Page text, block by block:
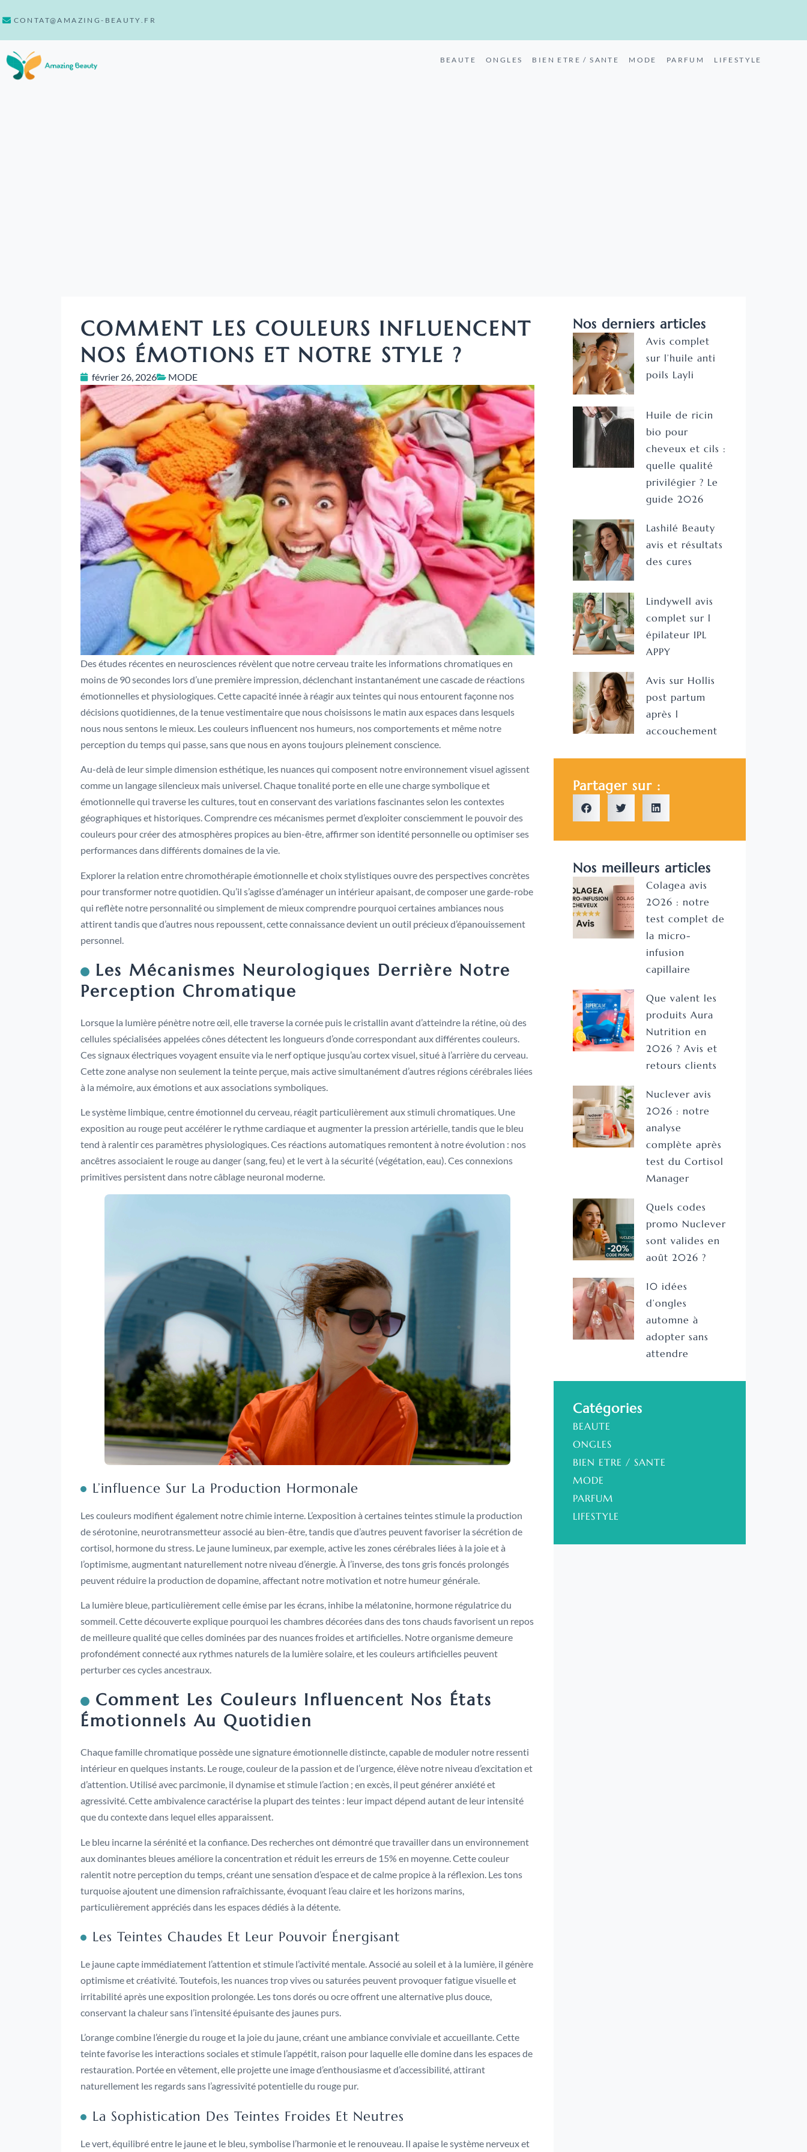
CONTAT@AMAZING-BEAUTY.FR
BEAUTE ONGLES BIEN ETRE / SANTE MODE PARFUM LIFESTYLE
COMMENT LES COULEURS INFLUENCENT
NOS ÉMOTIONS ET NOTRE STYLE ?
février 26, 2026 MODE
Des études récentes en neurosciences révèlent que notre cerveau traite les informations chromatiques en
moins de 90 secondes lors d’une première impression, déclenchant instantanément une cascade de réactions
émotionnelles et physiologiques. Cette capacité innée à réagir aux teintes qui nous entourent façonne nos
décisions quotidiennes, de la tenue vestimentaire que nous choisissons le matin aux espaces dans lesquels
nous nous sentons le mieux. Les couleurs influencent nos humeurs, nos comportements et même notre
perception du temps qui passe, sans que nous en ayons toujours pleinement conscience.
Au-delà de leur simple dimension esthétique, les nuances qui composent notre environnement visuel agissent
comme un langage silencieux mais universel. Chaque tonalité porte en elle une charge symbolique et
émotionnelle qui traverse les cultures, tout en conservant des variations fascinantes selon les contextes
géographiques et historiques. Comprendre ces mécanismes permet d’exploiter consciemment le pouvoir des
couleurs pour créer des atmosphères propices au bien-être, affirmer son identité personnelle ou optimiser ses
performances dans différents domaines de la vie.
Explorer la relation entre chromothérapie émotionnelle et choix stylistiques ouvre des perspectives concrètes
pour transformer notre quotidien. Qu’il s’agisse d’aménager un intérieur apaisant, de composer une garde-robe
qui reflète notre personnalité ou simplement de mieux comprendre pourquoi certaines ambiances nous
attirent tandis que d’autres nous repoussent, cette connaissance devient un outil précieux d’épanouissement
personnel.
Les Mécanismes Neurologiques Derrière Notre
Perception Chromatique
Lorsque la lumière pénètre notre œil, elle traverse la cornée puis le cristallin avant d’atteindre la rétine, où des
cellules spécialisées appelées cônes détectent les longueurs d’onde correspondant aux différentes couleurs.
Ces signaux électriques voyagent ensuite via le nerf optique jusqu’au cortex visuel, situé à l’arrière du cerveau.
Cette zone analyse non seulement la teinte perçue, mais active simultanément d’autres régions cérébrales liées
à la mémoire, aux émotions et aux associations symboliques.
Le système limbique, centre émotionnel du cerveau, réagit particulièrement aux stimuli chromatiques. Une
exposition au rouge peut accélérer le rythme cardiaque et augmenter la pression artérielle, tandis que le bleu
tend à ralentir ces paramètres physiologiques. Ces réactions automatiques remontent à notre évolution : nos
ancêtres associaient le rouge au danger (sang, feu) et le vert à la sécurité (végétation, eau). Ces connexions
primitives persistent dans notre câblage neuronal moderne.
L’influence Sur La Production Hormonale
Les couleurs modifient également notre chimie interne. L’exposition à certaines teintes stimule la production
de sérotonine, neurotransmetteur associé au bien-être, tandis que d’autres peuvent favoriser la sécrétion de
cortisol, hormone du stress. Le jaune lumineux, par exemple, active les zones cérébrales liées à la joie et à
l’optimisme, augmentant naturellement notre niveau d’énergie. À l’inverse, des tons gris foncés prolongés
peuvent réduire la production de dopamine, affectant notre motivation et notre humeur générale.
La lumière bleue, particulièrement celle émise par les écrans, inhibe la mélatonine, hormone régulatrice du
sommeil. Cette découverte explique pourquoi les chambres décorées dans des tons chauds favorisent un repos
de meilleure qualité que celles dominées par des nuances froides et artificielles. Notre organisme demeure
profondément connecté aux rythmes naturels de la lumière solaire, et les couleurs artificielles peuvent
perturber ces cycles ancestraux.
Comment Les Couleurs Influencent Nos États
Émotionnels Au Quotidien
Chaque famille chromatique possède une signature émotionnelle distincte, capable de moduler notre ressenti
intérieur en quelques instants. Le rouge, couleur de la passion et de l’urgence, élève notre niveau d’excitation et
d’attention. Utilisé avec parcimonie, il dynamise et stimule l’action ; en excès, il peut générer anxiété et
agressivité. Cette ambivalence caractérise la plupart des teintes : leur impact dépend autant de leur intensité
que du contexte dans lequel elles apparaissent.
Le bleu incarne la sérénité et la confiance. Des recherches ont démontré que travailler dans un environnement
aux dominantes bleues améliore la concentration et réduit les erreurs de 15% en moyenne. Cette couleur
ralentit notre perception du temps, créant une sensation d’espace et de calme propice à la réflexion. Les tons
turquoise ajoutent une dimension rafraîchissante, évoquant l’eau claire et les horizons marins,
particulièrement appréciés dans les espaces dédiés à la détente.
Les Teintes Chaudes Et Leur Pouvoir Énergisant
Le jaune capte immédiatement l’attention et stimule l’activité mentale. Associé au soleil et à la lumière, il génère
optimisme et créativité. Toutefois, les nuances trop vives ou saturées peuvent provoquer fatigue visuelle et
irritabilité après une exposition prolongée. Les tons dorés ou ocre offrent une alternative plus douce,
conservant la chaleur sans l’intensité épuisante des jaunes purs.
L’orange combine l’énergie du rouge et la joie du jaune, créant une ambiance conviviale et accueillante. Cette
teinte favorise les interactions sociales et stimule l’appétit, raison pour laquelle elle domine dans les espaces de
restauration. Portée en vêtement, elle projette une image d’enthousiasme et d’accessibilité, attirant
naturellement les regards sans l’agressivité potentielle du rouge pur.
La Sophistication Des Teintes Froides Et Neutres
Le vert, équilibré entre le jaune et le bleu, symbolise l’harmonie et le renouveau. Il apaise le système nerveux et
Nos derniers articles
Avis complet
sur l’huile anti
poils Layli
Huile de ricin
bio pour
cheveux et cils :
quelle qualité
privilégier ? Le
guide 2026
Lashilé Beauty
avis et résultats
des cures
Lindywell avis
complet sur l
épilateur IPL
APPY
Avis sur Hollis
post partum
après l
accouchement
Partager sur :
Nos meilleurs articles
Colagea avis
2026 : notre
test complet de
la micro-
infusion
capillaire
Que valent les
produits Aura
Nutrition en
2026 ? Avis et
retours clients
Nuclever avis
2026 : notre
analyse
complète après
test du Cortisol
Manager
Quels codes
promo Nuclever
sont valides en
août 2026 ?
10 idées
d’ongles
automne à
adopter sans
attendre
Catégories
BEAUTE
ONGLES
BIEN ETRE / SANTE
MODE
PARFUM
LIFESTYLE